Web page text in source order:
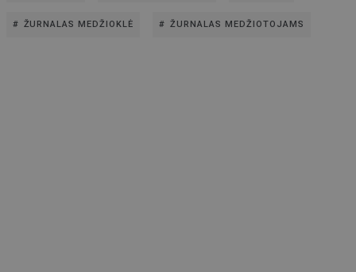
ŽURNALAS MEDŽIOKLĖ ŽURNALAS MEDŽIOTOJAMS